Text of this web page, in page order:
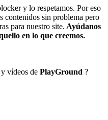
y lo respetamos. Por eso
contenidos sin problema pero
para nuestro site. Ayúdanos
en lo que creemos.
vídeos de PlayGround ?